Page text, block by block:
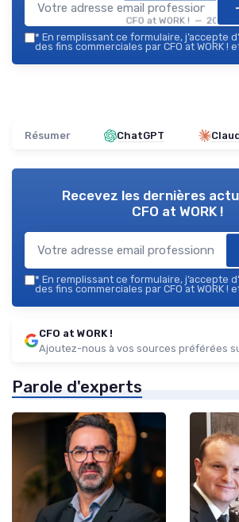
CFO at WORK ! — 2026
* En remplissant ce formulaire, j’accepte
des fins commerciales par CFO at WORK !
Résumer ChatGPT
Recevez les dernières
CFO at WORK !
* En remplissant ce formulaire, j’accepte
des fins commerciales par CFO at WORK !
CFO at WORK !
Ajoutez-nous à vos sources préférées
Parole d'experts